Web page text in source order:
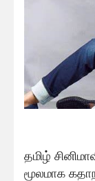
தமிழ்
மூலமாக